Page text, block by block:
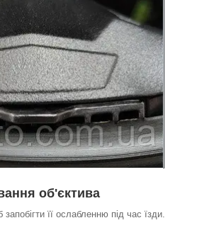
об'єктива
її ослабленню під час їзди.